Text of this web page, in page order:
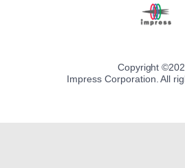
Copyright ©
Impress Corporation. All